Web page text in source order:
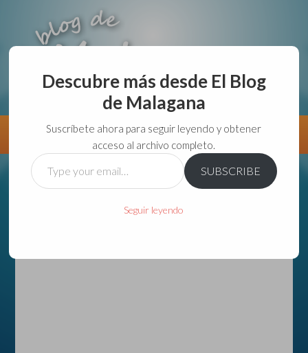
aunque lo haga de malas lo hago....
Información Directorio VivirGuadalajara
Descubre más desde El Blog
de Malagana
Suscríbete ahora para seguir leyendo y obtener
acceso al archivo completo.
Type
your
SUBSCRIBE
Seguir leyendo